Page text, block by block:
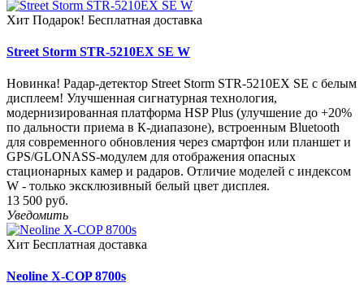
Хит Подарок! Бесплатная доставка
Street Storm STR-5210EX SE W
Новинка! Радар-детектор Street Storm STR-5210EX SE с белым
дисплеем! Улучшенная сигнатурная технология,
модернизированная платформа HSP Plus (улучшение до +20%
по дальности приема в К-диапазоне), встроенным Bluetooth
для современного обновления через смартфон или планшет и
GPS/GLONASS-модулем для отображения опасных
стационарных камер и радаров. Отличие моделей с индексом
W - только эксклюзивный белый цвет дисплея.
13 500 руб.
Уведомить
Хит Бесплатная доставка
Neoline X-COP 8700s